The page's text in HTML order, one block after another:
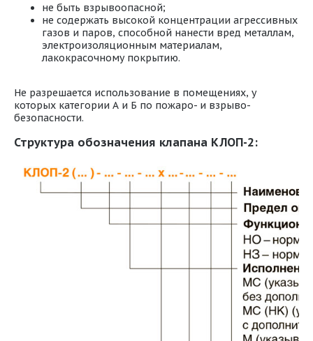
не быть взрывоопасной;
не содержать высокой концентрации агрессивных
газов и паров, способной нанести вред металлам,
электроизоляционным материалам,
лакокрасочному покрытию.
Не разрешается использование в помещениях, у
которых категории А и Б по пожаро- и взрыво-
безопасности.
Структура обозначения клапана КЛОП-2: